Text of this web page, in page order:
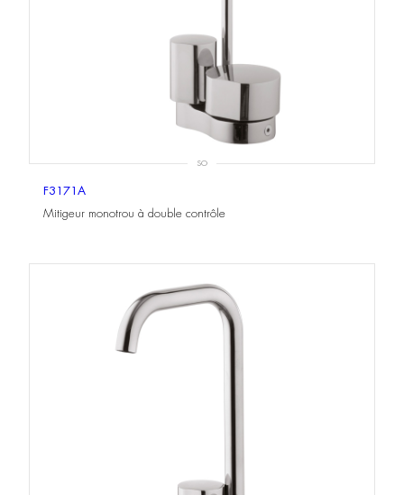
SO
F3171A
Mitigeur monotrou à double contrôle